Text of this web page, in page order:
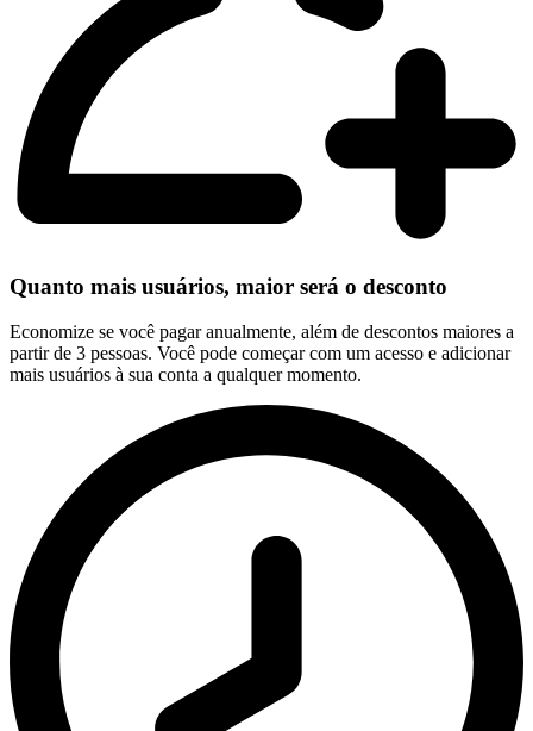
Quanto mais usuários, maior será o desconto
Economize se você pagar anualmente, além de descontos maiores a
partir de 3 pessoas. Você pode começar com um acesso e adicionar
mais usuários à sua conta a qualquer momento.